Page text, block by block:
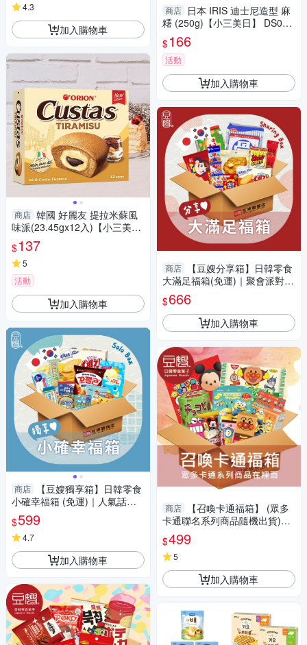
4.3
加入購物車
商店 韓國 好麗友 提拉米蘇風
味派(23.45gx12入)【小三美
日】 DS025917 甜點 下午茶
零食 蛋糕 cake
$137
5
活動
加入購物車
商店
【豆嫂獨享箱】日韓零食
小確幸福箱 (免運)｜人氣話題
零食｜超值綜合零食箱｜追劇
搶先新口味
$599
4.7
加入購物車
商店 日本 IRIS 迪士尼造型 麻
糬 (250g)【小三美日】 DS016
767 拜拜 七夕 土地公 零食 下
午茶
$166
活動
加入購物車
商店
【豆嫂分享箱】日韓零食
大滿足福箱(免運)｜聚會派對必
備｜澎湃 綜合零食福箱｜辦公
室零食
$666
加入購物車
商店
【召喚卡通福箱】 (眾多
卡通聯名系列商品隨機出貨)
(含運)
$499
5
加入購物車